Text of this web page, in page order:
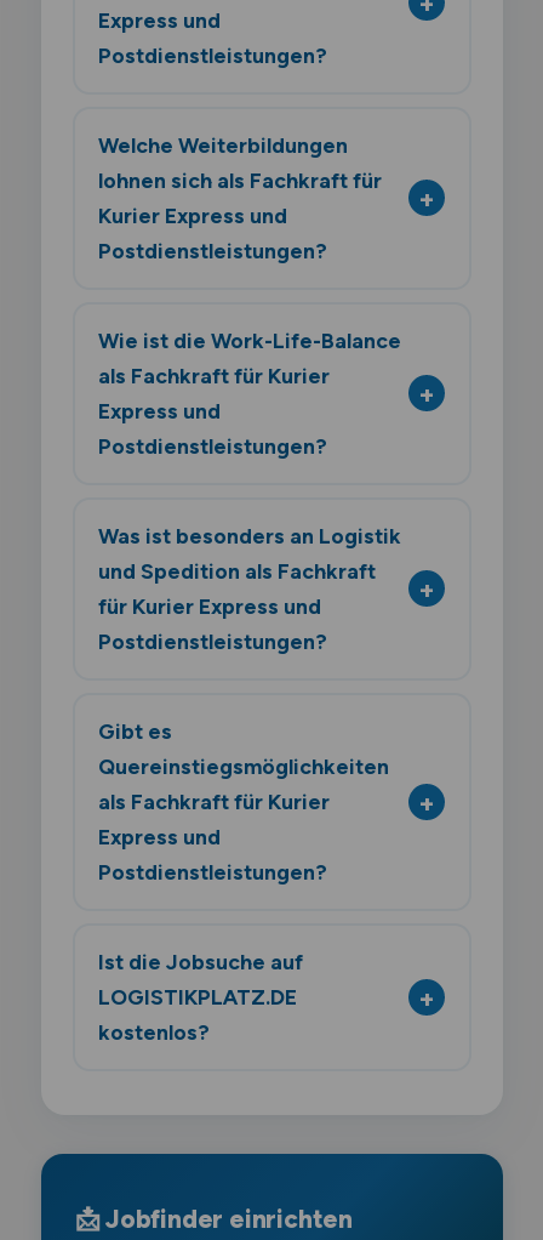
Express und
Postdienstleistungen?
Welche Weiterbildungen
lohnen sich als Fachkraft für
Kurier Express und
Postdienstleistungen?
Wie ist die Work-Life-Balance
als Fachkraft für Kurier
Express und
Postdienstleistungen?
Was ist besonders an Logistik
und Spedition als Fachkraft
für Kurier Express und
Postdienstleistungen?
Gibt es
Quereinstiegsmöglichkeiten
als Fachkraft für Kurier
Express und
Postdienstleistungen?
Ist die Jobsuche auf
LOGISTIKPLATZ.DE
kostenlos?
📩 Jobfinder einrichten